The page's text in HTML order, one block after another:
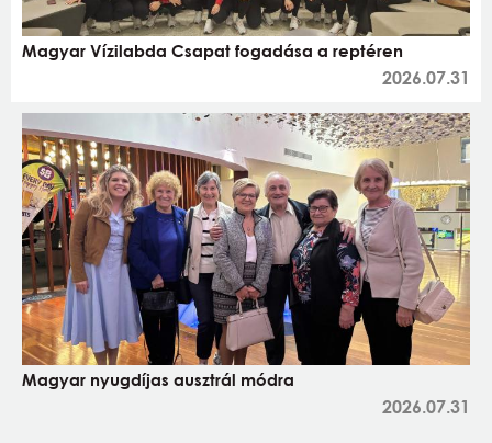
Magyar Vízilabda Csapat fogadása a reptéren
2026.07.31
Magyar nyugdíjas ausztrál módra
2026.07.31